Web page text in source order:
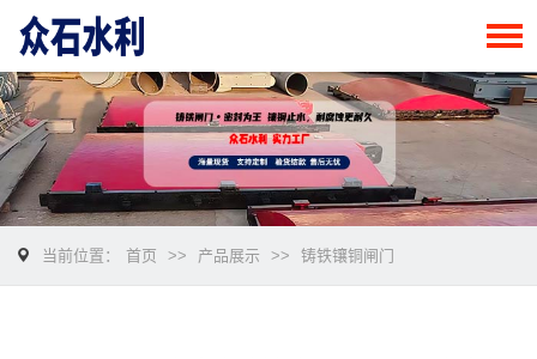
当前位置： 首页 >> 产品展示 >> 铸铁镶铜闸门